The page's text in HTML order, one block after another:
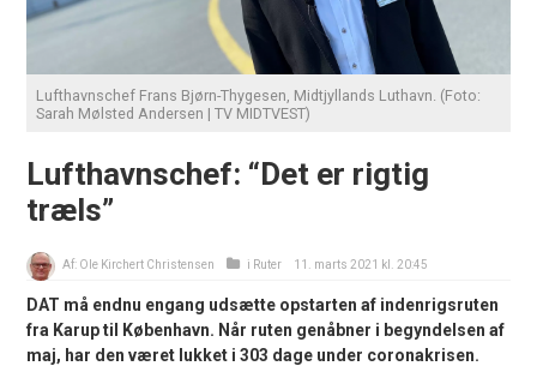
Lufthavnschef Frans Bjørn-Thygesen, Midtjyllands Luthavn. (Foto:
Sarah Mølsted Andersen | TV MIDTVEST)
Lufthavnschef: “Det er rigtig
træls”
Af: Ole Kirchert Christensen i Ruter 11. marts 2021 kl. 20:45
DAT må endnu engang udsætte opstarten af indenrigsruten
fra Karup til København. Når ruten genåbner i begyndelsen af
maj, har den været lukket i 303 dage under coronakrisen.